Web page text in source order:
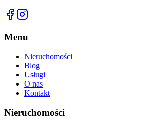
Menu
Nieruchomości
Blog
Usługi
O nas
Kontakt
Nieruchomości